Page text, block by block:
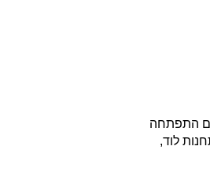
שאת המבנה שלו תוכלו לראות כאן עד היום. בסוף המאה ה 19 ירושלים התפתחה
גם בתחנות לוד,